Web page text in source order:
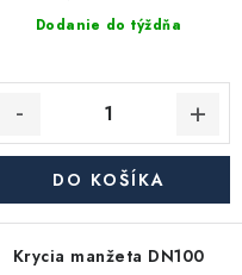
Dodanie do týždňa
DO KOŠÍKA
Krycia manžeta DN100